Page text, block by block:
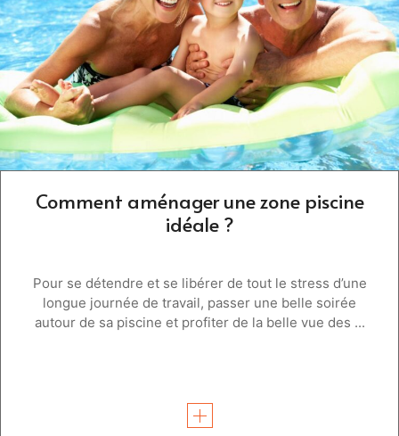
Comment aménager une zone piscine
idéale ?
Pour se détendre et se libérer de tout le stress d’une
longue journée de travail, passer une belle soirée
autour de sa piscine et profiter de la belle vue des ...